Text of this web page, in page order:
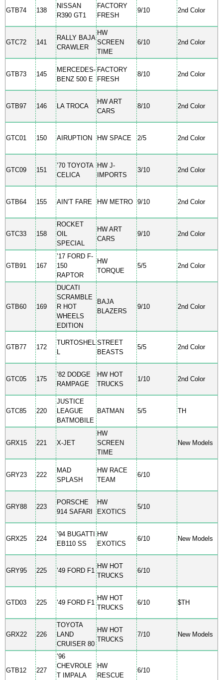
GTB74 138
NISSAN
R390 GT1
FACTORY
FRESH
9/10 2nd Color
GTC72 141
RALLY BAJA
CRAWLER
HW
SCREEN
TIME
6/10 2nd Color
GTB73 145
MERCEDES-
BENZ 500 E
FACTORY
FRESH
8/10 2nd Color
GTB97 146 LA TROCA
HW ART
CARS
8/10 2nd Color
GTC01 150 AIRUPTION HW SPACE 2/5 2nd Color
GTC09 151
’70 TOYOTA
CELICA
HW J-
IMPORTS
3/10 2nd Color
GTB64 155 AIN’T FARE HW METRO 9/10 2nd Color
GTC33 158
ROCKET
OIL
SPECIAL
HW ART
CARS
9/10 2nd Color
GTB91 167
’17 FORD F-
150
RAPTOR
HW
TORQUE
5/5 2nd Color
GTB60 169
DUCATI
SCRAMBLE
R HOT
WHEELS
EDITION
BAJA
BLAZERS
9/10 2nd Color
GTB77 172
TURTOSHEL
L
STREET
BEASTS
5/5 2nd Color
GTC05 175
’82 DODGE
RAMPAGE
HW HOT
TRUCKS
1/10 2nd Color
GTC85 220
JUSTICE
LEAGUE
BATMOBILE
BATMAN 5/5 TH
GRX15 221 X-JET
HW
SCREEN
TIME
New Models
GRY23 222
MAD
SPLASH
HW RACE
TEAM
6/10
GRY88 223
PORSCHE
914 SAFARI
HW
EXOTICS
5/10
GRX25 224
’94 BUGATTI
EB110 SS
HW
EXOTICS
6/10 New Models
GRY95 225 ’49 FORD F1
HW HOT
TRUCKS
6/10
GTD03 225 ’49 FORD F1
HW HOT
TRUCKS
6/10 $TH
GRX22 226
TOYOTA
LAND
CRUISER 80
HW HOT
TRUCKS
7/10 New Models
GTB12 227
’96
CHEVROLE
T IMPALA
HW
RESCUE
6/10